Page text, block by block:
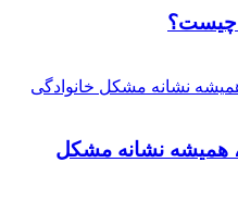
چیست؟
همیشه نشانه مشکل